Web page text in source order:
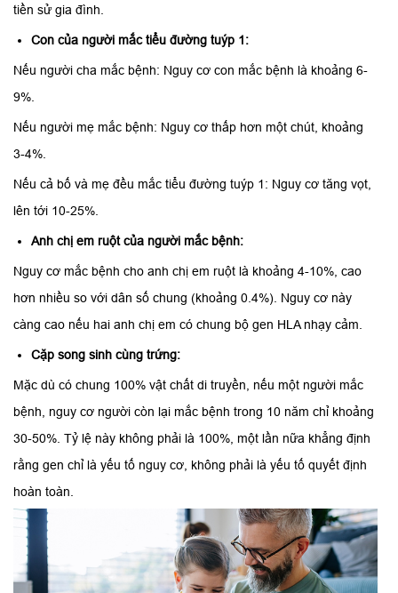
tiền sử gia đình.
Con của người mắc tiểu đường tuýp 1:
Nếu người cha mắc bệnh: Nguy cơ con mắc bệnh là khoảng 6-
9%.
Nếu người mẹ mắc bệnh: Nguy cơ thấp hơn một chút, khoảng
3-4%.
Nếu cả bố và mẹ đều mắc tiểu đường tuýp 1: Nguy cơ tăng vọt,
lên tới 10-25%.
Anh chị em ruột của người mắc bệnh:
Nguy cơ mắc bệnh cho anh chị em ruột là khoảng 4-10%, cao
hơn nhiều so với dân số chung (khoảng 0.4%). Nguy cơ này
càng cao nếu hai anh chị em có chung bộ gen HLA nhạy cảm.
Cặp song sinh cùng trứng:
Mặc dù có chung 100% vật chất di truyền, nếu một người mắc
bệnh, nguy cơ người còn lại mắc bệnh trong 10 năm chỉ khoảng
30-50%. Tỷ lệ này không phải là 100%, một lần nữa khẳng định
rằng gen chỉ là yếu tố nguy cơ, không phải là yếu tố quyết định
hoàn toàn.